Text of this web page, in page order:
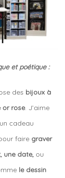
et poétique :
des bijoux à
or rose. J’aime
cadeau
faire graver
une date, ou
le dessin